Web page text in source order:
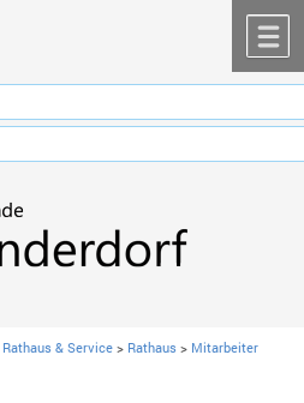
Rathaus & Service > Rathaus > Mitarbeiter